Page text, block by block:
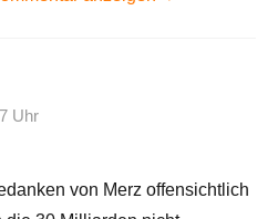
Uhr
von Merz offensichtlich